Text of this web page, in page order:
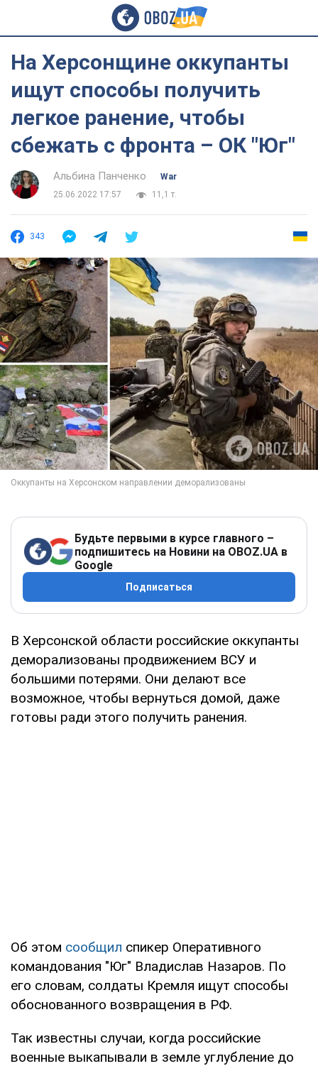
На Херсонщине оккупанты
ищут способы получить
легкое ранение, чтобы
сбежать с фронта – ОК "Юг"
Альбина Панченко
War
25.06.2022 17:57
11,1 т.
343
Будьте первыми в курсе главного –
подпишитесь на Новини на OBOZ.UA в
Google
Подписаться
В Херсонской области российские оккупанты
деморализованы продвижением ВСУ и
большими потерями. Они делают все
возможное, чтобы вернуться домой, даже
готовы ради этого получить ранения.
Об этом сообщил спикер Оперативного
командования "Юг" Владислав Назаров. По
его словам, солдаты Кремля ищут способы
обоснованного возвращения в РФ.
Так известны случаи, когда российские
военные выкапывали в земле углубление до